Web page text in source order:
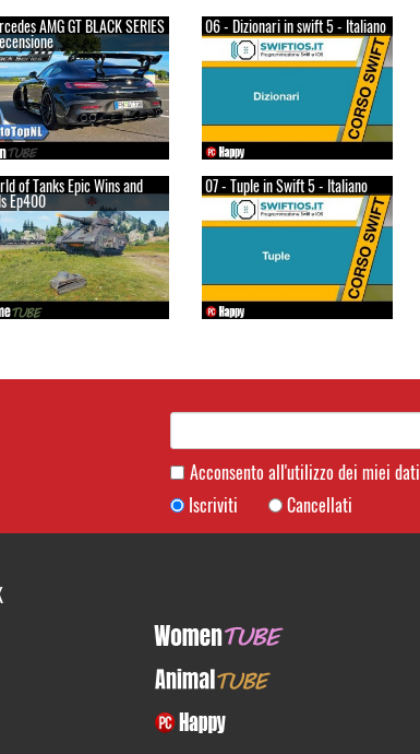
AMG GT BLACK SERIES 06 - Dizionari in swift 5 - Italiano
of Tanks Epic Wins and
Ep400
07 - Tuple in Swift 5 - Italiano
Acconsento all'utilizzo dei miei dati
Iscriviti
Cancellati
WomenTUBE
AnimalTUBE
PcHappy